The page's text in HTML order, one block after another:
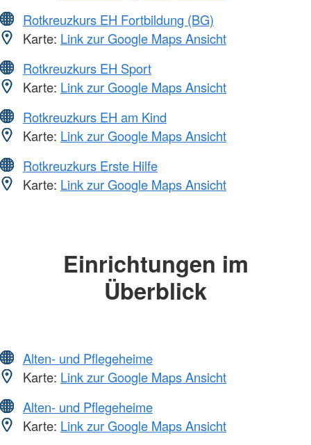
Rotkreuzkurs EH Fortbildung (BG)
Karte: Link zur Google Maps Ansicht
Rotkreuzkurs EH Sport
Karte: Link zur Google Maps Ansicht
Rotkreuzkurs EH am Kind
Karte: Link zur Google Maps Ansicht
Rotkreuzkurs Erste Hilfe
Karte: Link zur Google Maps Ansicht
Einrichtungen im
Überblick
Alten- und Pflegeheime
Karte: Link zur Google Maps Ansicht
Alten- und Pflegeheime
Karte: Link zur Google Maps Ansicht